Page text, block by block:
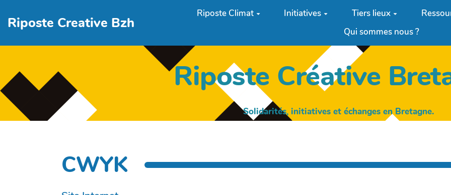
Riposte Creative Bzh
Riposte Climat Initiatives Tiers lieux
Qui sommes nous ?
Riposte Créative
Solidarités, initiatives et échanges en Bretagne.
CWYK